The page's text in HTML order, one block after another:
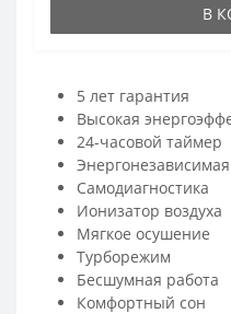
В
5 лет гарантия
Высокая
24-часовой таймер
Самодиагностика
Ионизатор воздуха
Мягкое осушение
Турборежим
Бесшумная работа
Комфортный сон